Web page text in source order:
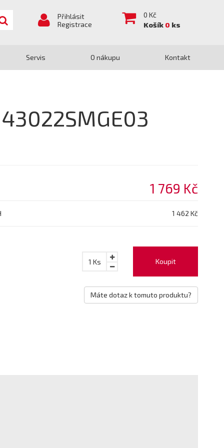
Přihlásit
Registrace
0 Kč
Košík 0 ks
Servis O nákupu Kontakt
1 769 Kč
1 462 Kč
Koupit
1 Ks
Máte dotaz k tomuto produktu?